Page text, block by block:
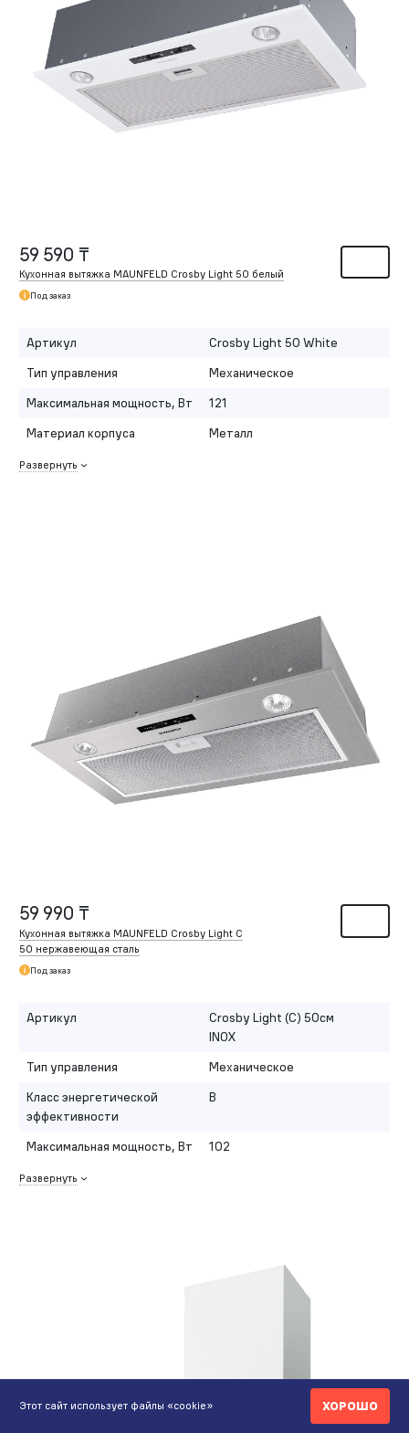
59 590 ₸
Кухонная вытяжка MAUNFELD Crosby Light 50 белый
Под заказ
Артикул
Crosby Light 50 White
Тип управления
Механическое
Максимальная мощность, Вт
121
Материал корпуса
Металл
Развернуть
59 990 ₸
Кухонная вытяжка MAUNFELD Crosby Light C
50 нержавеющая сталь
Под заказ
Артикул
Crosby Light (C) 50см
INOX
Тип управления
Механическое
Класс энергетической
эффективности
B
Максимальная мощность, Вт 102
Развернуть
Этот сайт использует файлы «cookie» ХОРОШО